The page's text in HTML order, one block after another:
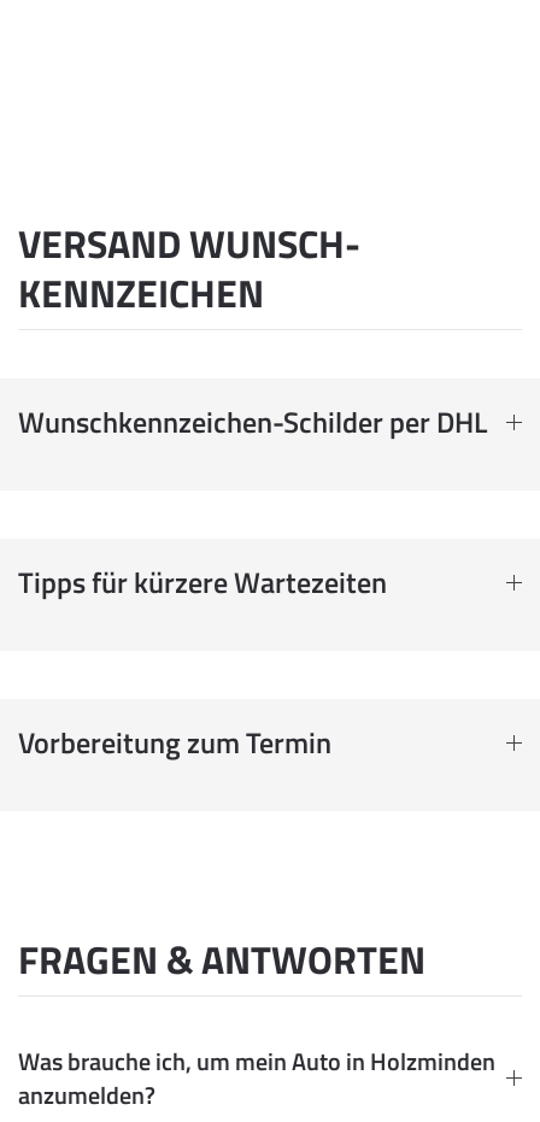
VERSAND WUNSCH­
KENNZEICHEN
Wunschkennzeichen-Schilder per DHL
Tipps für kürzere Wartezeiten
Vorbereitung zum Termin
FRAGEN & ANTWORTEN
Was brauche ich, um mein Auto in Holzminden
anzumelden?